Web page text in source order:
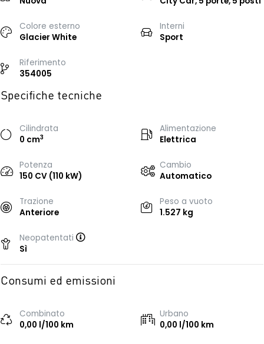
Colore esterno
Glacier White
Interni
Sport
Riferimento
354005
Specifiche tecniche
Cilindrata
0 cm3
Alimentazione
Elettrica
Potenza
150 CV (110 kW)
Cambio
Automatico
Trazione
Anteriore
Peso a vuoto
1.527 kg
Neopatentati
Sì
Consumi ed emissioni
Combinato
0,00 l/100 km
Urbano
0,00 l/100 km